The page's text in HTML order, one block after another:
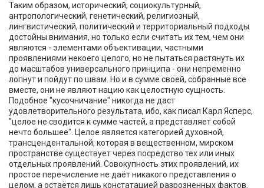
Таким образом, исторический, социокультурный,
антропологический, генетический, религиозный,
лингвистический, политический и территориальный подходы
достойны внимания, но только если считать их тем, чем они
являются - элементами объективации, частными
проявлениями некоего целого, но не пытаться растянуть их
до масштабов универсального принципа - они непременно
лопнут и пойдут по швам. Но и в сумме своей, собранные все
вместе, они не являют нацию как целостную сущность.
Подобное "кусочничание" никогда не даст
удовлетворительного результата, ибо, как писал Карл Ясперс,
"целое не сводится к сумме частей, а представляет собой
нечто большее". Целое является категорией духовной,
трансцендентальной, которая в вещественном, мирском
пространстве существует через посредство тех или иных
отдельных проявлений. Совокупность этих проявлений, их
простое перечисление не даёт никакого представления о
целом, а остаётся лишь констатацией разрозненных фактов.